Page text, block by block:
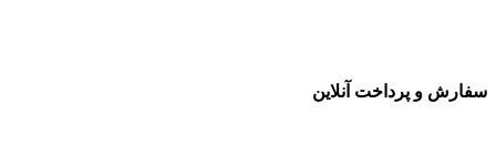
سفارش و پرداخت آنلاین